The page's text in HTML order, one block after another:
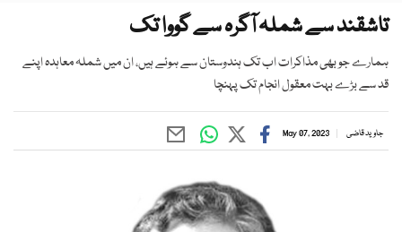
تاشقند سے شملہ آگرہ سے گووا تک
ہمارے جو بھی مذاکرات اب تک ہندوستان سے ہوئے ہیں، ان میں شملہ معاہدہ اپنے
قد سے بڑے بہت معقول انجام تک پہنچا
جاوید قاضی May 07, 2023